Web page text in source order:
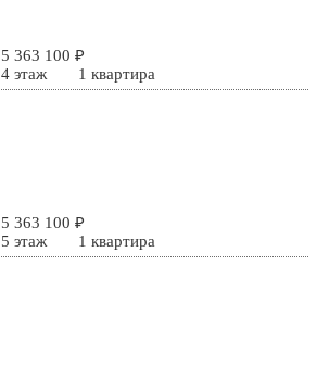
5 363 100 ₽
4 этаж 1 квартира
5 363 100 ₽
5 этаж 1 квартира